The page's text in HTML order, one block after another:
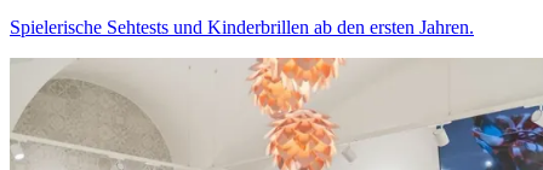
Spielerische Sehtests und Kinderbrillen ab den ersten Jahren.